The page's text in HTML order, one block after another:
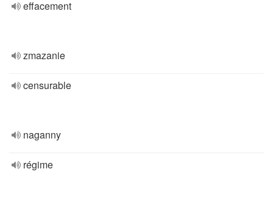
effacement
zmazanie
censurable
naganny
régime